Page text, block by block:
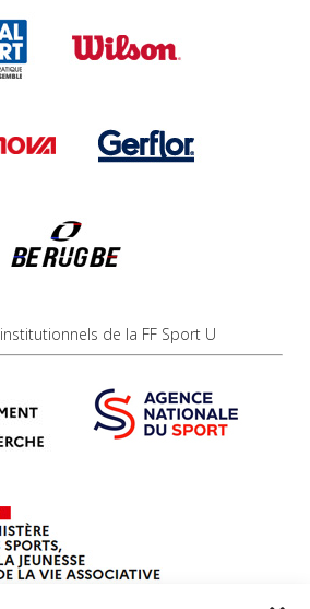
de la FF Sport U